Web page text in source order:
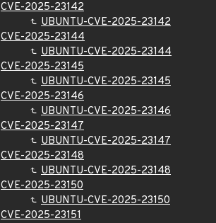
CVE-2025-23142
UBUNTU-CVE-2025-23142
CVE-2025-23144
UBUNTU-CVE-2025-23144
CVE-2025-23145
UBUNTU-CVE-2025-23145
CVE-2025-23146
UBUNTU-CVE-2025-23146
CVE-2025-23147
UBUNTU-CVE-2025-23147
CVE-2025-23148
UBUNTU-CVE-2025-23148
CVE-2025-23150
UBUNTU-CVE-2025-23150
CVE-2025-23151